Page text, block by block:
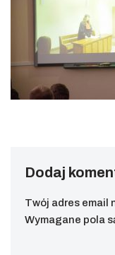
Dodaj
Twój adres email
Wymagane pola